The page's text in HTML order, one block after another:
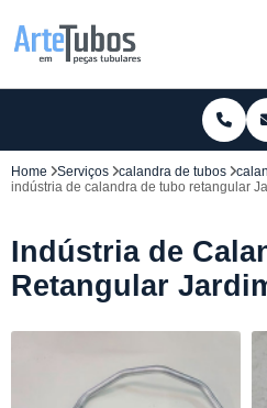
Home Serviços calandra de tubos
indústria de calandra de tubo retangular
Indústria de
Retangular